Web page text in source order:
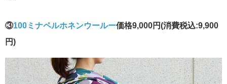
③100ミナペルホネンウールー価格9,000円(消費税込:9,900
円)